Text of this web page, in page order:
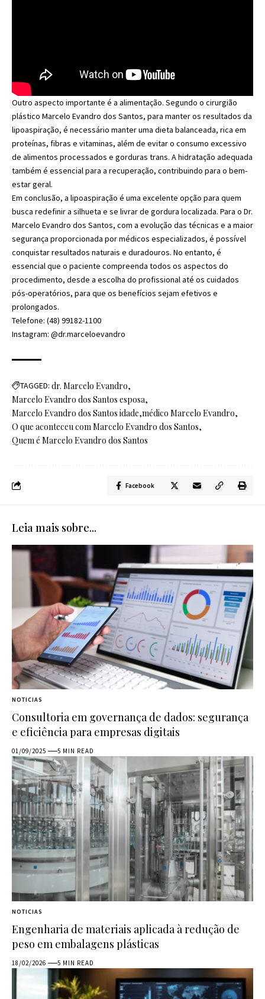
Outro aspecto importante é a alimentação. Segundo o cirurgião
plástico Marcelo Evandro dos Santos, para manter os resultados da
lipoaspiração, é necessário manter uma dieta balanceada, rica em
proteínas, fibras e vitaminas, além de evitar o consumo excessivo
de alimentos processados e gorduras trans. A hidratação adequada
também é essencial para a recuperação, contribuindo para o bem-
estar geral.
Em conclusão, a lipoaspiração é uma excelente opção para quem
busca redefinir a silhueta e se livrar de gordura localizada. Para o Dr.
Marcelo Evandro dos Santos, com a evolução das técnicas e a maior
segurança proporcionada por médicos especializados, é possível
conquistar resultados naturais e duradouros. No entanto, é
essencial que o paciente compreenda todos os aspectos do
procedimento, desde a escolha do profissional até os cuidados
pós-operatórios, para que os benefícios sejam efetivos e
prolongados.
Telefone: (48) 99182-1100
Instagram: @dr.marceloevandro
TAGGED: dr. Marcelo Evandro
Marcelo Evandro dos Santos esposa
Marcelo Evandro dos Santos idade médico Marcelo Evandro
O que aconteceu com Marcelo Evandro dos Santos
Quem é Marcelo Evandro dos Santos
Facebook
Leia mais sobre...
NOTICIAS
Consultoria em governança de dados: segurança
e eficiência para empresas digitais
01/09/2025 5 MIN READ
NOTICIAS
Engenharia de materiais aplicada à redução de
peso em embalagens plásticas
18/02/2026 5 MIN READ